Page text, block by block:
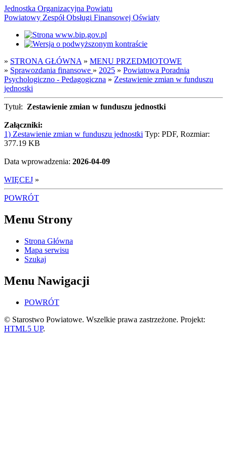
Jednostka Organizacyjna Powiatu
Powiatowy Zespół Obsługi Finansowej Oświaty
» STRONA GŁÓWNA » MENU PRZEDMIOTOWE
» Sprawozdania finansowe » 2025 » Powiatowa Poradnia
Psychologiczno - Pedagogiczna » Zestawienie zmian w funduszu
jednostki
Tytuł: Zestawienie zmian w funduszu jednostki
Załączniki:
1) Zestawienie zmian w funduszu jednostki Typ: PDF, Rozmiar:
377.19 KB
Data wprowadzenia: 2026-04-09
WIĘCEJ »
POWRÓT
Menu Strony
Strona Główna
Mapa serwisu
Szukaj
Menu Nawigacji
POWRÓT
© Starostwo Powiatowe. Wszelkie prawa zastrzeżone. Projekt:
HTML5 UP.